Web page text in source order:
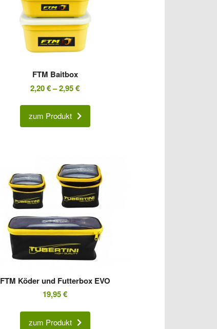
FTM Baitbox
2,20€–2,95€
zum Produkt
FTM Köder und Futterbox EVO
19,95€
zum Produkt